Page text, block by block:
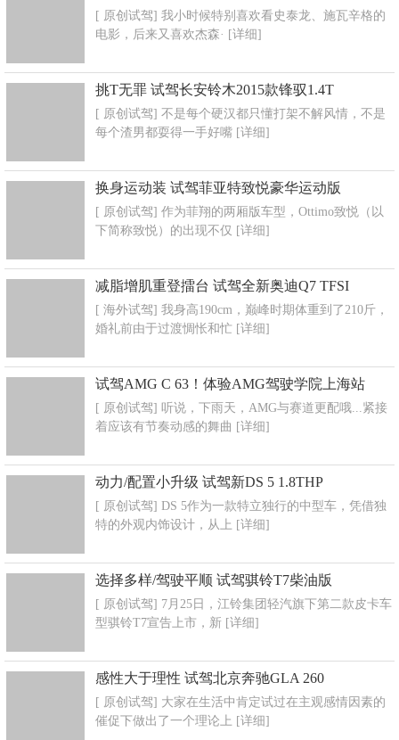
[ 原创试驾] 我小时候特别喜欢看史泰龙、施瓦辛格的
电影，后来又喜欢杰森· [详细]
挑T无罪 试驾长安铃木2015款锋驭1.4T
[ 原创试驾] 不是每个硬汉都只懂打架不解风情，不是
每个渣男都耍得一手好嘴 [详细]
换身运动装 试驾菲亚特致悦豪华运动版
[ 原创试驾] 作为菲翔的两厢版车型，Ottimo致悦（以
下简称致悦）的出现不仅 [详细]
减脂增肌重登擂台 试驾全新奥迪Q7 TFSI
[ 海外试驾] 我身高190cm，巅峰时期体重到了210斤，
婚礼前由于过渡惆怅和忙 [详细]
试驾AMG C 63！体验AMG驾驶学院上海站
[ 原创试驾] 听说，下雨天，AMG与赛道更配哦...紧接
着应该有节奏动感的舞曲 [详细]
动力/配置小升级 试驾新DS 5 1.8THP
[ 原创试驾] DS 5作为一款特立独行的中型车，凭借独
特的外观内饰设计，从上 [详细]
选择多样/驾驶平顺 试驾骐铃T7柴油版
[ 原创试驾] 7月25日，江铃集团轻汽旗下第二款皮卡车
型骐铃T7宣告上市，新 [详细]
感性大于理性 试驾北京奔驰GLA 260
[ 原创试驾] 大家在生活中肯定试过在主观感情因素的
催促下做出了一个理论上 [详细]